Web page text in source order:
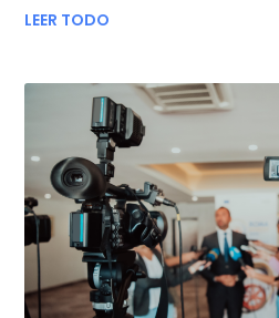
LEER TODO